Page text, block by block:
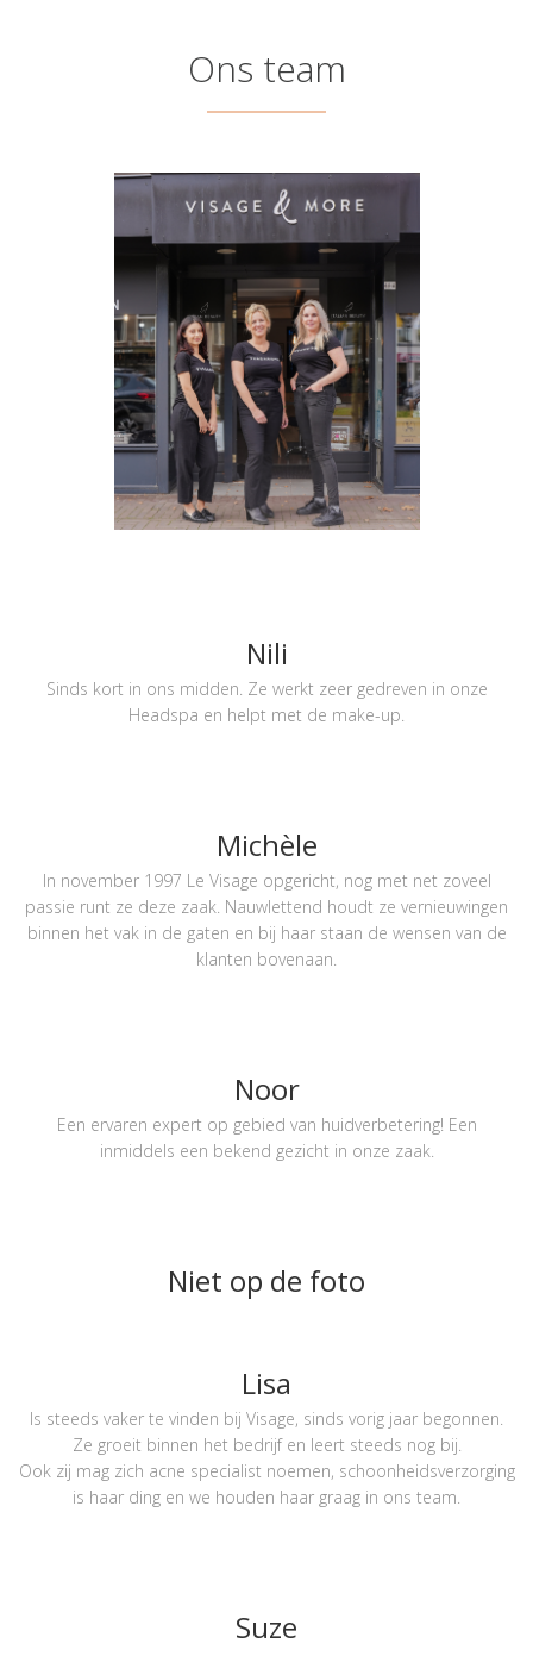
Ons team
Nili
Sinds kort in ons midden. Ze werkt zeer gedreven in onze
Headspa en helpt met de make-up.
Michèle
In november 1997 Le Visage opgericht, nog met net zoveel
passie runt ze deze zaak. Nauwlettend houdt ze vernieuwingen
binnen het vak in de gaten en bij haar staan de wensen van de
klanten bovenaan.
Noor
Een ervaren expert op gebied van huidverbetering! Een
inmiddels een bekend gezicht in onze zaak.
Niet op de foto
Lisa
Is steeds vaker te vinden bij Visage, sinds vorig jaar begonnen.
Ze groeit binnen het bedrijf en leert steeds nog bij.
Ook zij mag zich acne specialist noemen, schoonheidsverzorging
is haar ding en we houden haar graag in ons team.
Suze